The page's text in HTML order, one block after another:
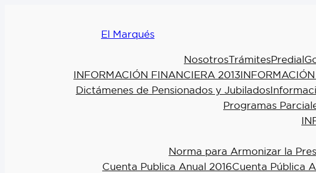
El Marqués
NosotrosTrámitesPredial
INFORMACIÓN FINANCIERA 2013
Dictámenes de Pensionados y Jubilados
Programas
Norma para Armonizar la
Cuenta Publica Anual 2016Cuenta Pública